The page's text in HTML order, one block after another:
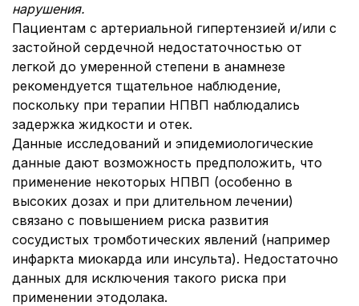
нарушения.
Пациентам с артериальной гипертензией и/или с
застойной сердечной недостаточностью от
легкой до умеренной степени в анамнезе
рекомендуется тщательное наблюдение,
поскольку при терапии НПВП наблюдались
задержка жидкости и отек.
Данные исследований и эпидемиологические
данные дают возможность предположить, что
применение некоторых НПВП (особенно в
высоких дозах и при длительном лечении)
связано с повышением риска развития
сосудистых тромботических явлений (например
инфаркта миокарда или инсульта). Недостаточно
данных для исключения такого риска при
применении этодолака.